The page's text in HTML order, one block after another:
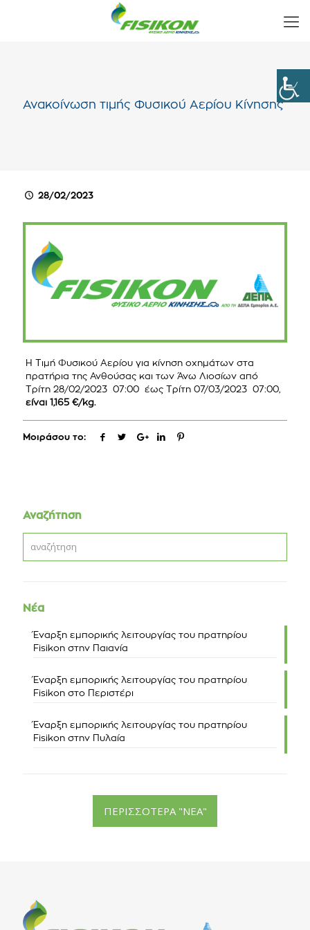
Ανακοίνωση τιμής Φυσικού Αερίου Κίνησης
28/02/2023
Η Τιμή Φυσικού Αερίου για κίνηση οχημάτων στα
πρατήρια της Ανθούσας και των Άνω Λιοσίων από
Τρίτη 28/02/2023 07:00 έως Τρίτη 07/03/2023 07:00,
είναι 1,165 €/kg.
Μοιράσου το:
Αναζήτηση
Νέα
Έναρξη εμπορικής λειτουργίας του πρατηρίου
Fisikon στην Παιανία
Έναρξη εμπορικής λειτουργίας του πρατηρίου
Fisikon στο Περιστέρι
Έναρξη εμπορικής λειτουργίας του πρατηρίου
Fisikon στην Πυλαία
ΠΕΡΙΣΣΟΤΕΡΑ "ΝΕΑ"